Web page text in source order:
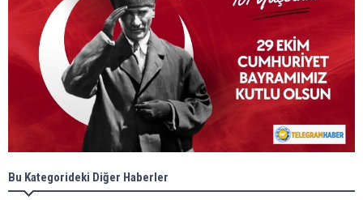
Bu Kategorideki Diğer Haberler